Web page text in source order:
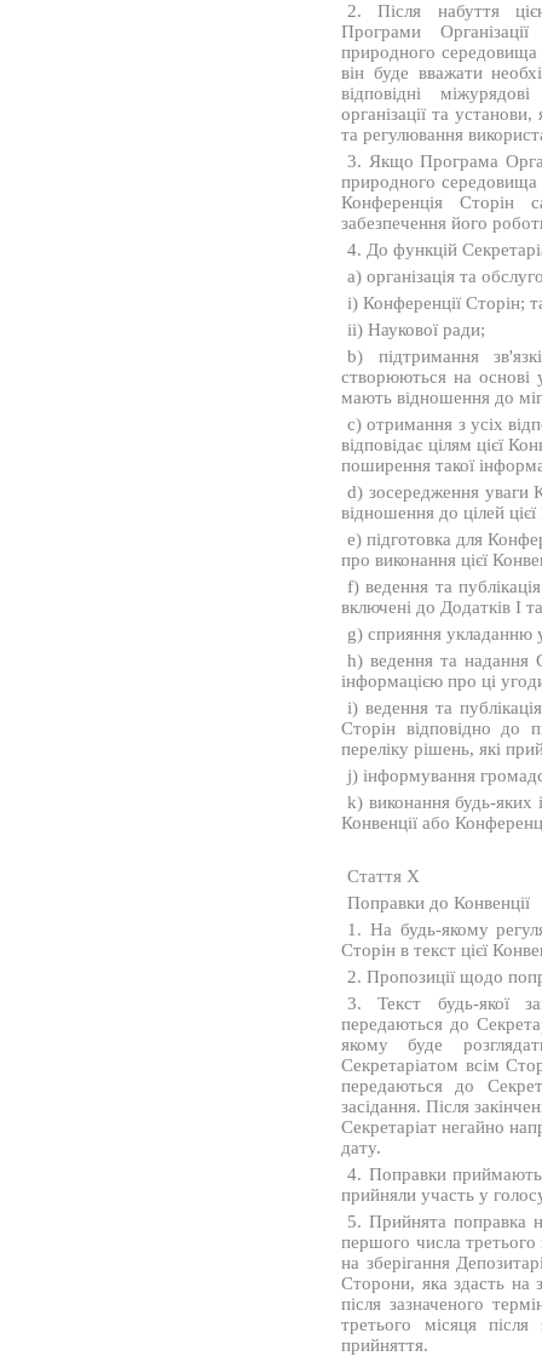
2. Після набуття
Програми
природного середовища
він буде вважати
відповідні
організації та
та регулювання
3. Якщо Програма
природного середовища
Конференція Сторін
забезпечення його
4. До функцій
a) організація та
i) Конференції Сторін;
ii) Наукової ради;
b) підтримання
створюються на основі
мають відношення до
c) отримання з усіх
відповідає цілям цієї
поширення такої
d) зосередження уваги
відношення до цілей цієї
e) підготовка для
про виконання цієї
f) ведення та
включені до Додатків I
g) сприяння укладанню
h) ведення та надання
інформацією про ці
i) ведення та
Сторін відповідно до
переліку рішень, які
j) інформування
k) виконання будь-яких
Конвенції або
Стаття X
Поправки до Конвенції
1. На будь-якому
Сторін в текст цієї
2. Пропозиції щодо
3. Текст будь-якої
передаються до
якому буде
Секретаріатом всім
передаються до
засідання. Після
Секретаріат негайно
дату.
4. Поправки
прийняли участь у
5. Прийнята поправка
першого числа третього
на зберігання
Сторони, яка здасть на
після зазначеного
третього місяця
прийняття.